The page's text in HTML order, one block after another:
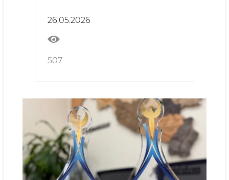
механизмов
26.05.2026
507